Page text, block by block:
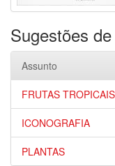
Sugestões
Assunto
FRUTAS TROPICAIS
ICONOGRAFIA
PLANTAS